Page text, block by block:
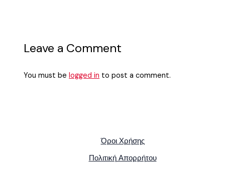
Leave a Comment
You must belogged in to post a comment.
Όροι Χρήσης
Πολιτική Απορρήτου